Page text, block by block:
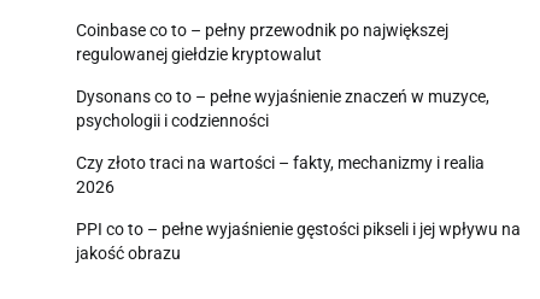
Coinbase co to – pełny przewodnik po największej
regulowanej giełdzie kryptowalut
Dysonans co to – pełne wyjaśnienie znaczeń w muzyce,
psychologii i codzienności
Czy złoto traci na wartości – fakty, mechanizmy i realia
2026
PPI co to – pełne wyjaśnienie gęstości pikseli i jej wpływu na
jakość obrazu